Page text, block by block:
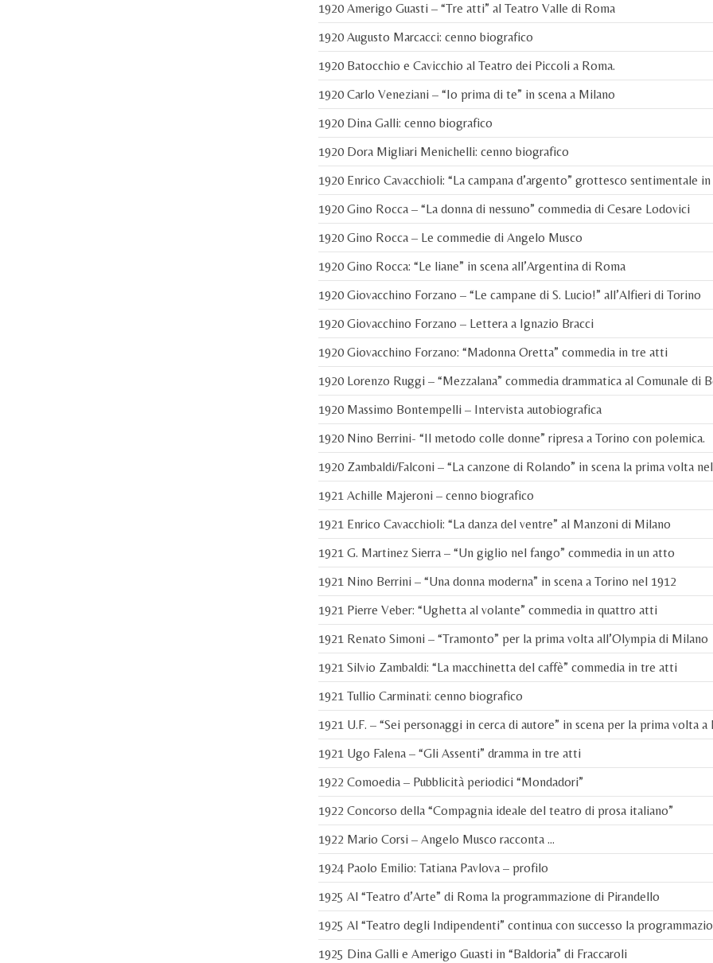
1920 Amerigo Guasti – “Tre atti” al Teatro Valle di Roma
1920 Augusto Marcacci: cenno biografico
1920 Batocchio e Cavicchio al Teatro dei Piccoli a Roma.
1920 Carlo Veneziani – “Io prima di te” in scena a Milano
1920 Dina Galli: cenno biografico
1920 Dora Migliari Menichelli: cenno biografico
1920 Enrico Cavacchioli: “La campana d’argento” grottesco sentimentale
1920 Gino Rocca – “La donna di nessuno” commedia di Cesare Lodovici
1920 Gino Rocca – Le commedie di Angelo Musco
1920 Gino Rocca: “Le liane” in scena all’Argentina di Roma
1920 Giovacchino Forzano – “Le campane di S. Lucio!” all’Alfieri di Torino
1920 Giovacchino Forzano – Lettera a Ignazio Bracci
1920 Giovacchino Forzano: “Madonna Oretta” commedia in tre atti
1920 Lorenzo Ruggi – “Mezzalana” commedia drammatica al Comunale di
1920 Massimo Bontempelli – Intervista autobiografica
1920 Nino Berrini- “Il metodo colle donne” ripresa a Torino con polemica.
1920 Zambaldi/Falconi – “La canzone di Rolando” in scena la prima volta
1921 Achille Majeroni – cenno biografico
1921 Enrico Cavacchioli: “La danza del ventre” al Manzoni di Milano
1921 G. Martinez Sierra – “Un giglio nel fango” commedia in un atto
1921 Nino Berrini – “Una donna moderna” in scena a Torino nel 1912
1921 Pierre Veber: “Ughetta al volante” commedia in quattro atti
1921 Renato Simoni – “Tramonto” per la prima volta all’Olympia di Milano
1921 Silvio Zambaldi: “La macchinetta del caffè” commedia in tre atti
1921 Tullio Carminati: cenno biografico
1921 U.F. – “Sei personaggi in cerca di autore” in scena per la prima volta a
1921 Ugo Falena – “Gli Assenti” dramma in tre atti
1922 Comoedia – Pubblicità periodici “Mondadori”
1922 Concorso della “Compagnia ideale del teatro di prosa italiano”
1922 Mario Corsi – Angelo Musco racconta …
1924 Paolo Emilio: Tatiana Pavlova – profilo
1925 Al “Teatro d’Arte” di Roma la programmazione di Pirandello
1925 Al “Teatro degli Indipendenti” continua con successo la
1925 Dina Galli e Amerigo Guasti in “Baldoria” di Fraccaroli